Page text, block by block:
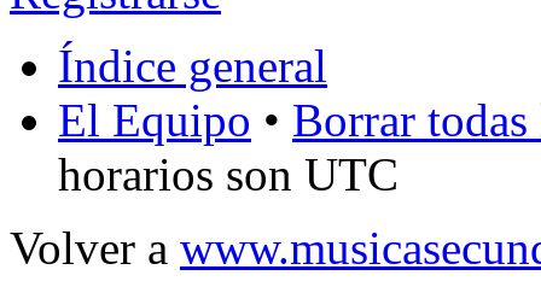
Índice general
El Equipo • Borrar
horarios son UTC
Volver a